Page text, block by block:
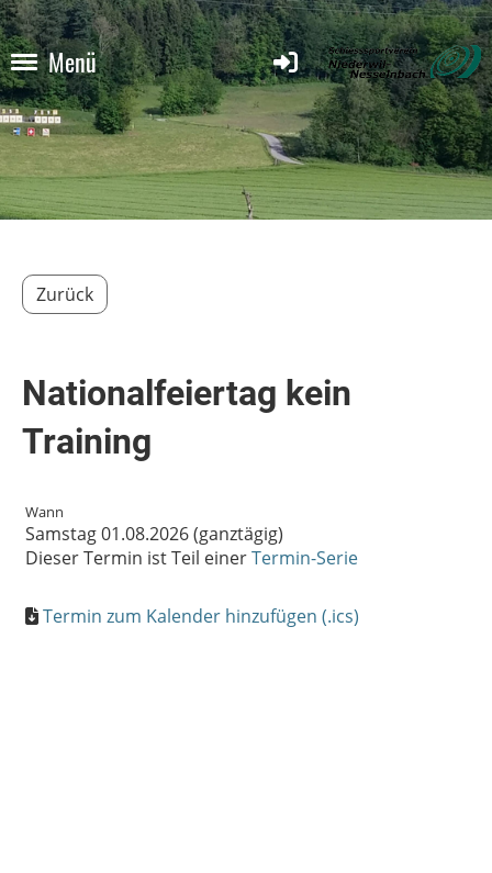
Menü
Zurück
Nationalfeiertag kein
Training
Wann
Samstag 01.08.2026 (ganztägig)
Dieser Termin ist Teil einerTermin-Serie
Termin zum Kalender hinzufügen (.ics)